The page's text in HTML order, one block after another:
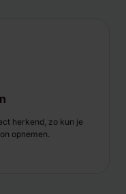
herkend, zo kun je
opnemen.